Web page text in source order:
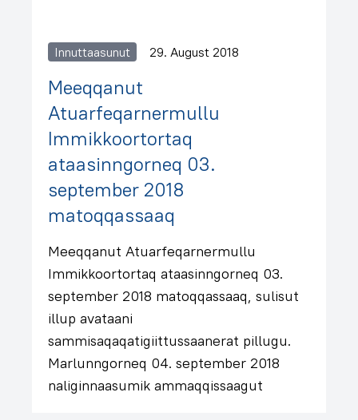
Innuttaasunut 29. August 2018
Meeqqanut
Atuarfeqarnermullu
Immikkoortortaq
ataasinngorneq 03.
september 2018
matoqqassaaq
Meeqqanut Atuarfeqarnermullu
Immikkoortortaq ataasinngorneq 03.
september 2018 matoqqassaaq, sulisut
illup avataani
sammisaqaqatigiittussaanerat pillugu.
Marlunngorneq 04. september 2018
naliginnaasumik ammaqqissaagut